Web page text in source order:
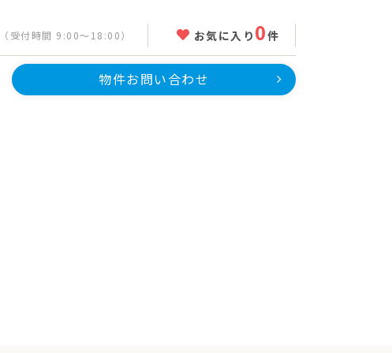
（受付時間 9:00～18:00） お気に入り 0件
物件お問い合わせ